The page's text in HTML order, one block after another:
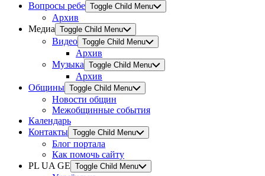
Вопросы ребе Toggle Child Menu
Архив
Медиа Toggle Child Menu
Видео Toggle Child Menu
Архив
Музыка Toggle Child Menu
Архив
Общины Toggle Child Menu
Новости общин
Межобщинные события
Календарь
Контакты Toggle Child Menu
Блог портала
Как помочь сайту
PL UA GE Toggle Child Menu